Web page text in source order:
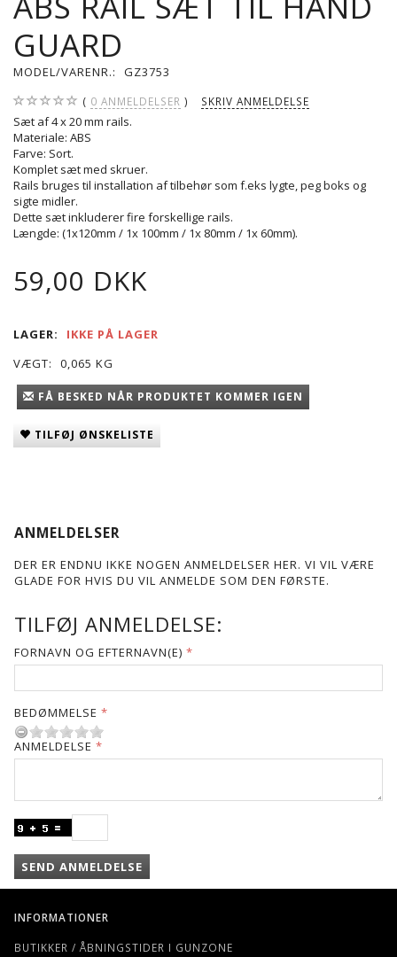
GUARD
MODEL/VARENR.: GZ3753
0 ANMELDELSER SKRIV ANMELDELSE
Sæt af 4 x 20 mm rails.
Materiale: ABS
Farve: Sort.
Komplet sæt med skruer.
Rails bruges til installation af tilbehør som f.eks lygte, peg boks og
sigte midler.
Dette sæt inkluderer fire forskellige rails.
Længde: (1x120mm / 1x 100mm / 1x 80mm / 1x 60mm).
59,00 DKK
LAGER:
IKKE PÅ LAGER
VÆGT:
0,065 KG
FÅ BESKED NÅR PRODUKTET KOMMER IGEN
TILFØJ ØNSKELISTE
ANMELDELSER
DER ER ENDNU IKKE NOGEN ANMELDELSER HER. VI VIL VÆRE
GLADE FOR HVIS DU VIL ANMELDE SOM DEN FØRSTE.
TILFØJ ANMELDELSE:
FORNAVN OG EFTERNAVN(E)
BEDØMMELSE
ANMELDELSE
SEND ANMELDELSE
INFORMATIONER
BUTIKKER / ÅBNINGSTIDER I GUNZONE